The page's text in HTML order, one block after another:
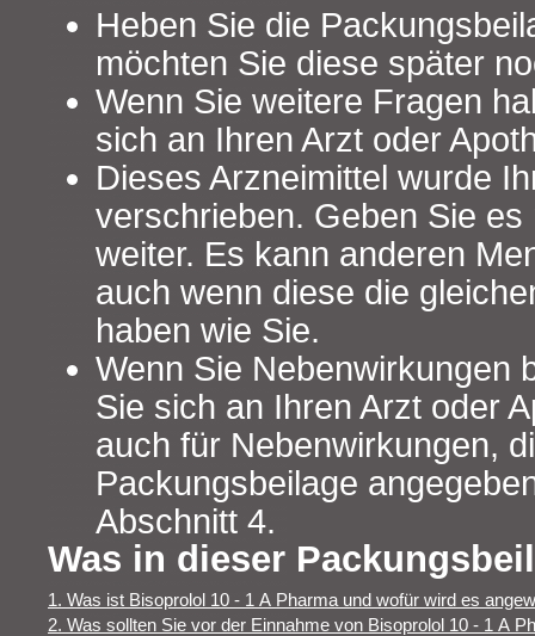
Heben Sie die
möchten Sie diese später
Wenn Sie weitere Fragen
sich an Ihren Arzt oder
Dieses Arzneimittel wurde
verschrieben. Geben Sie es
weiter. Es kann anderen
auch wenn diese die
haben wie Sie.
Wenn Sie Nebenwirkungen
Sie sich an Ihren Arzt oder
auch für Nebenwirkungen,
Packungsbeilage
Abschnitt 4.
Was in dieser
1. Was ist Bisoprolol 10 - 1 A Pharma und wofür wird es
2. Was sollten Sie vor der Einnahme von Bisoprolol 10 - 1 A